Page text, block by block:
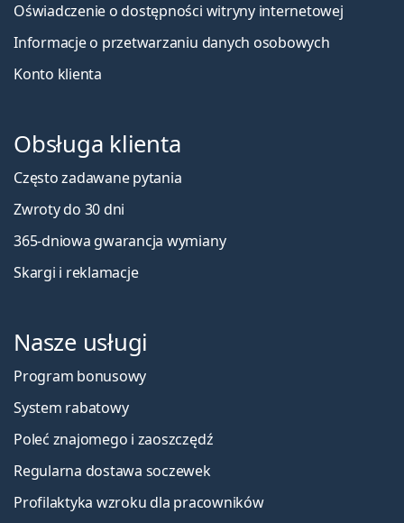
Oświadczenie o dostępności witryny internetowej
Informacje o przetwarzaniu danych osobowych
Konto klienta
Obsługa klienta
Często zadawane pytania
Zwroty do 30 dni
365-dniowa gwarancja wymiany
Skargi i reklamacje
Nasze usługi
Program bonusowy
System rabatowy
Poleć znajomego i zaoszczędź
Regularna dostawa soczewek
Profilaktyka wzroku dla pracowników